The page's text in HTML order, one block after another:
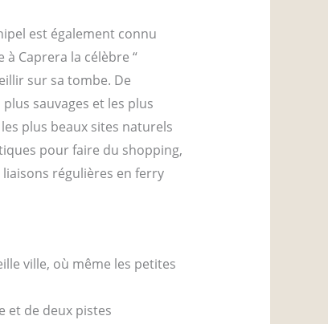
est également connu
Caprera la célèbre “
sur sa tombe. De
sauvages et les plus
plus beaux sites naturels
pour faire du shopping,
liaisons régulières en ferry
ville, où même les petites
et de deux pistes